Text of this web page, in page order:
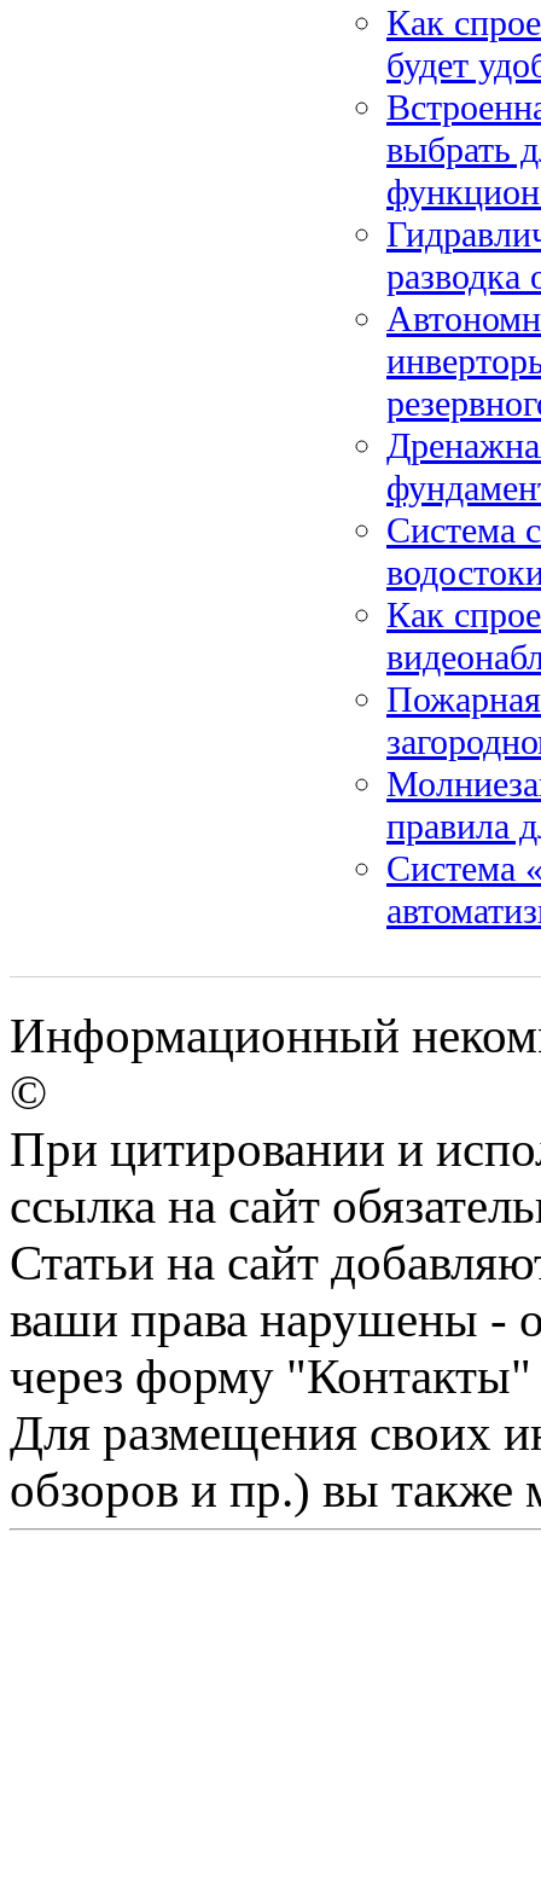
Как
будет
выбрать
Система
Как
правила
Система
Информационный
©
При цитировании и
ссылка на сайт
Статьи на сайт
ваши права нарушены -
через форму "Контакты"
Для размещения своих
обзоров и пр.) вы также